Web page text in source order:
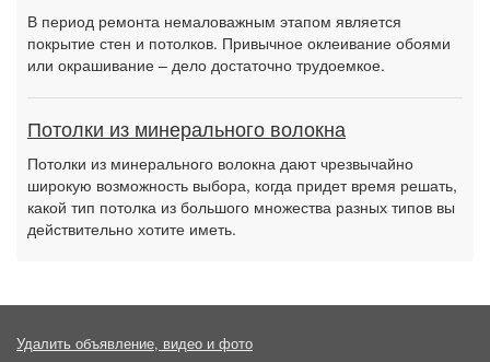
В период ремонта немаловажным этапом является
покрытие стен и потолков. Привычное оклеивание обоями
или окрашивание – дело достаточно трудоемкое.
Потолки из минерального волокна
Потолки из минерального волокна дают чрезвычайно
широкую возможность выбора, когда придет время решать,
какой тип потолка из большого множества разных типов вы
действительно хотите иметь.
Удалить объявление, видео и фото